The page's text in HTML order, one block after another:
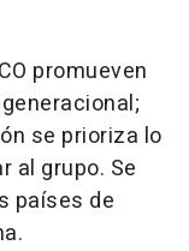
promueven
se prioriza lo
al grupo. Se
países de